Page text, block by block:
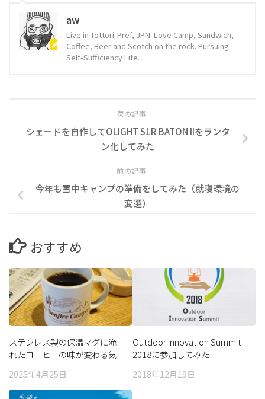
aw
Live in Tottori-Pref, JPN. Love Camp, Sandwich,
Coffee, Beer and Scotch on the rock. Pursuing
Self-Sufficiency Life.
次の記事
シェードを自作してOLIGHT S1R BATON IIをランタ
ン化してみた
前の記事
今年も雪中キャンプの準備をしてみた（就寝環境の
変遷）
おすすめ
ステンレス製の保温マグに淹
れたコーヒーの味が変わる気
2025年4月25日
Outdoor Innovation Summit
2018に参加してみた
2018年12月19日